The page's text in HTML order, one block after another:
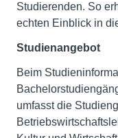
Studierenden. So
echten Einblick in
Studienangebot
Beim
umfasst die